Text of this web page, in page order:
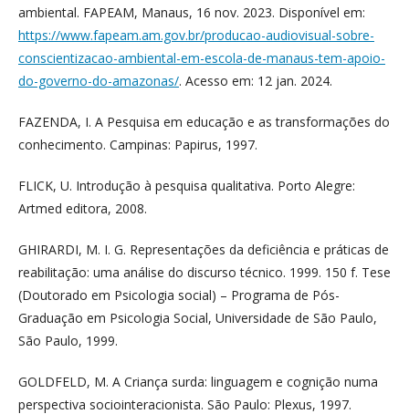
ambiental. FAPEAM, Manaus, 16 nov. 2023. Disponível em:
https://www.fapeam.am.gov.br/producao-audiovisual-sobre-
conscientizacao-ambiental-em-escola-de-manaus-tem-apoio-
do-governo-do-amazonas/. Acesso em: 12 jan. 2024.
FAZENDA, I. A Pesquisa em educação e as transformações do
conhecimento. Campinas: Papirus, 1997.
FLICK, U. Introdução à pesquisa qualitativa. Porto Alegre:
Artmed editora, 2008.
GHIRARDI, M. I. G. Representações da deficiência e práticas de
reabilitação: uma análise do discurso técnico. 1999. 150 f. Tese
(Doutorado em Psicologia social) – Programa de Pós-
Graduação em Psicologia Social, Universidade de São Paulo,
São Paulo, 1999.
GOLDFELD, M. A Criança surda: linguagem e cognição numa
perspectiva sociointeracionista. São Paulo: Plexus, 1997.